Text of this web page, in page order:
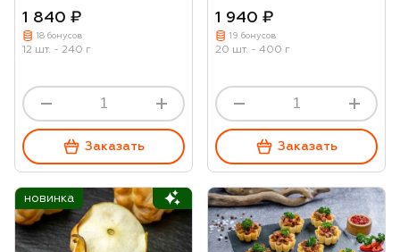
1 840 ₽
18 бонусов
12 шт. - 240 г
Заказать
1 940 ₽
19 бонусов
20 шт. - 400 г
Заказать
новинка